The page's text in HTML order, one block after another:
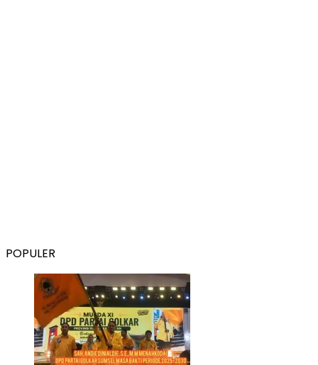
POPULER